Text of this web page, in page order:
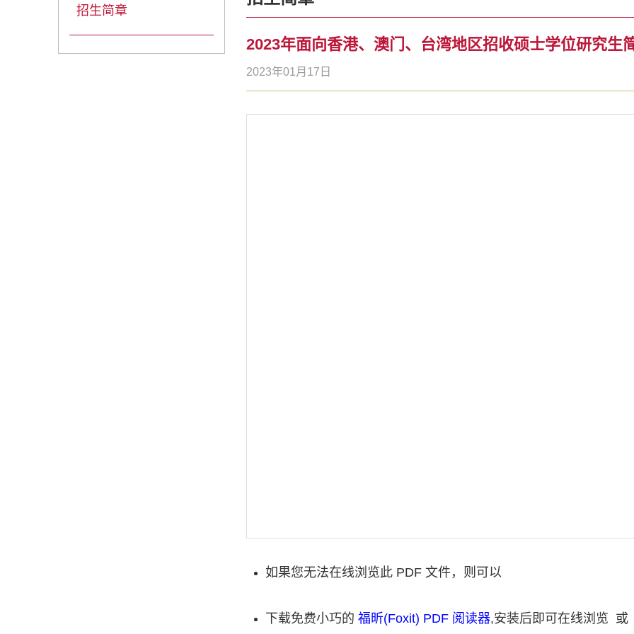
招生简章
2023年面向香港、澳门、台湾地区招收硕士学位研究生
2023年01月17日
如果您无法在线浏览此 PDF 文件，则可以
下载免费小巧的福昕(Foxit) PDF 阅读器,安装后即可在线浏览 或